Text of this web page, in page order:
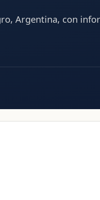
Argentina, con